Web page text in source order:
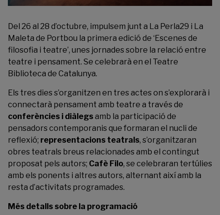
Del 26 al 28 d’octubre, impulsem junt a La Perla29 i La
Maleta de Portbou la primera edició de ‘Escenes de
filosofia i teatre’, unes jornades sobre la relació entre
teatre i pensament. Se celebrarà en el Teatre
Biblioteca de Catalunya.
Els tres dies s’organitzen en tres actes on s’explorarà i
connectarà pensament amb teatre a través de
conferències i diàlegsamb la participació de
pensadors contemporanis que formaran el nucli de
reflexió; representacions teatrals, s’organitzaran
obres teatrals breus relacionades amb el contingut
proposat pels autors; Cafè Filo, se celebraran tertúlies
amb els ponents i altres autors, alternant així amb la
resta d’activitats programades.
Més detalls sobre la programació